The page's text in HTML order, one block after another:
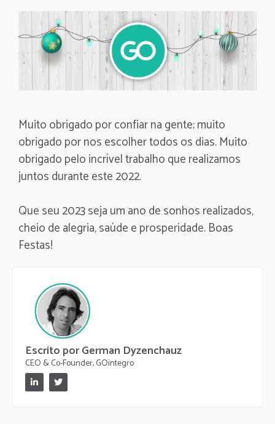
Muito obrigado por confiar na gente; muito
obrigado por nos escolher todos os dias. Muito
obrigado pelo incrível trabalho que realizamos
juntos durante este 2022.
Que seu 2023 seja um ano de sonhos realizados,
cheio de alegria, saúde e prosperidade. Boas
Festas!
Escrito por German Dyzenchauz
CEO & Co-Founder, GOintegro